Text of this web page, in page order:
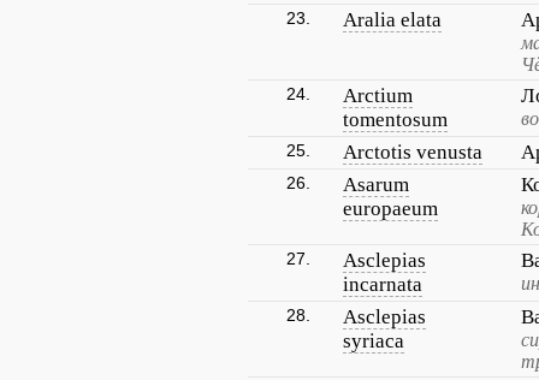
23. Aralia elata
24.
Arctium
tomentosum
25. Arctotis venusta
26.
Asarum
europaeum
27.
Asclepias
incarnata
28.
Asclepias
syriaca